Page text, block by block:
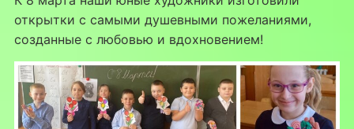
открытки с самыми душевными пожеланиями,
созданные с любовью и вдохновением!